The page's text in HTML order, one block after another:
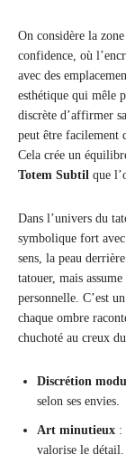
On considère la
confidence, où
avec des
esthétique qui mêle
discrète d’affirmer
peut être facilement
Cela crée un
Totem Subtil que
Dans l’univers du
symbolique fort
sens, la peau
tatouer, mais
personnelle. C’est
chaque ombre
chuchoté au creux du
Discrétion
selon ses envies.
Art minutieux :
valorise le détail.